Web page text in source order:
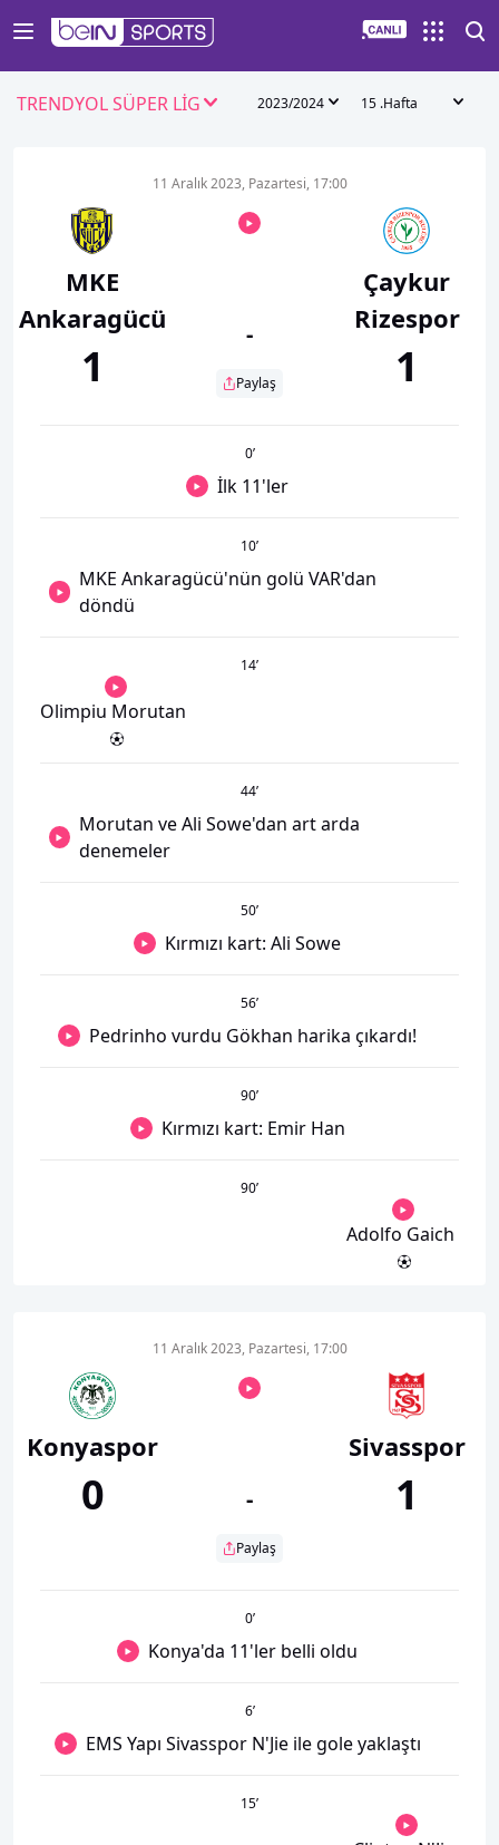
TRENDYOL SÜPER LİG 2023/2024 15 .Hafta
MKE
Ankaragücü
1
11 Aralık 2023, Pazartesi, 17:00
-
Paylaş
Çaykur
Rizespor
1
0’
İlk 11'ler
10’
MKE Ankaragücü'nün golü VAR'dan
döndü
14’
Olimpiu Morutan
44’
Morutan ve Ali Sowe'dan art arda
denemeler
50’
Kırmızı kart: Ali Sowe
56’
Pedrinho vurdu Gökhan harika çıkardı!
90’
Kırmızı kart: Emir Han
90’
Adolfo Gaich
Konyaspor
0
11 Aralık 2023, Pazartesi, 17:00
-
Paylaş
Sivasspor
1
0’
Konya'da 11'ler belli oldu
6’
EMS Yapı Sivasspor N'Jie ile gole yaklaştı
15’